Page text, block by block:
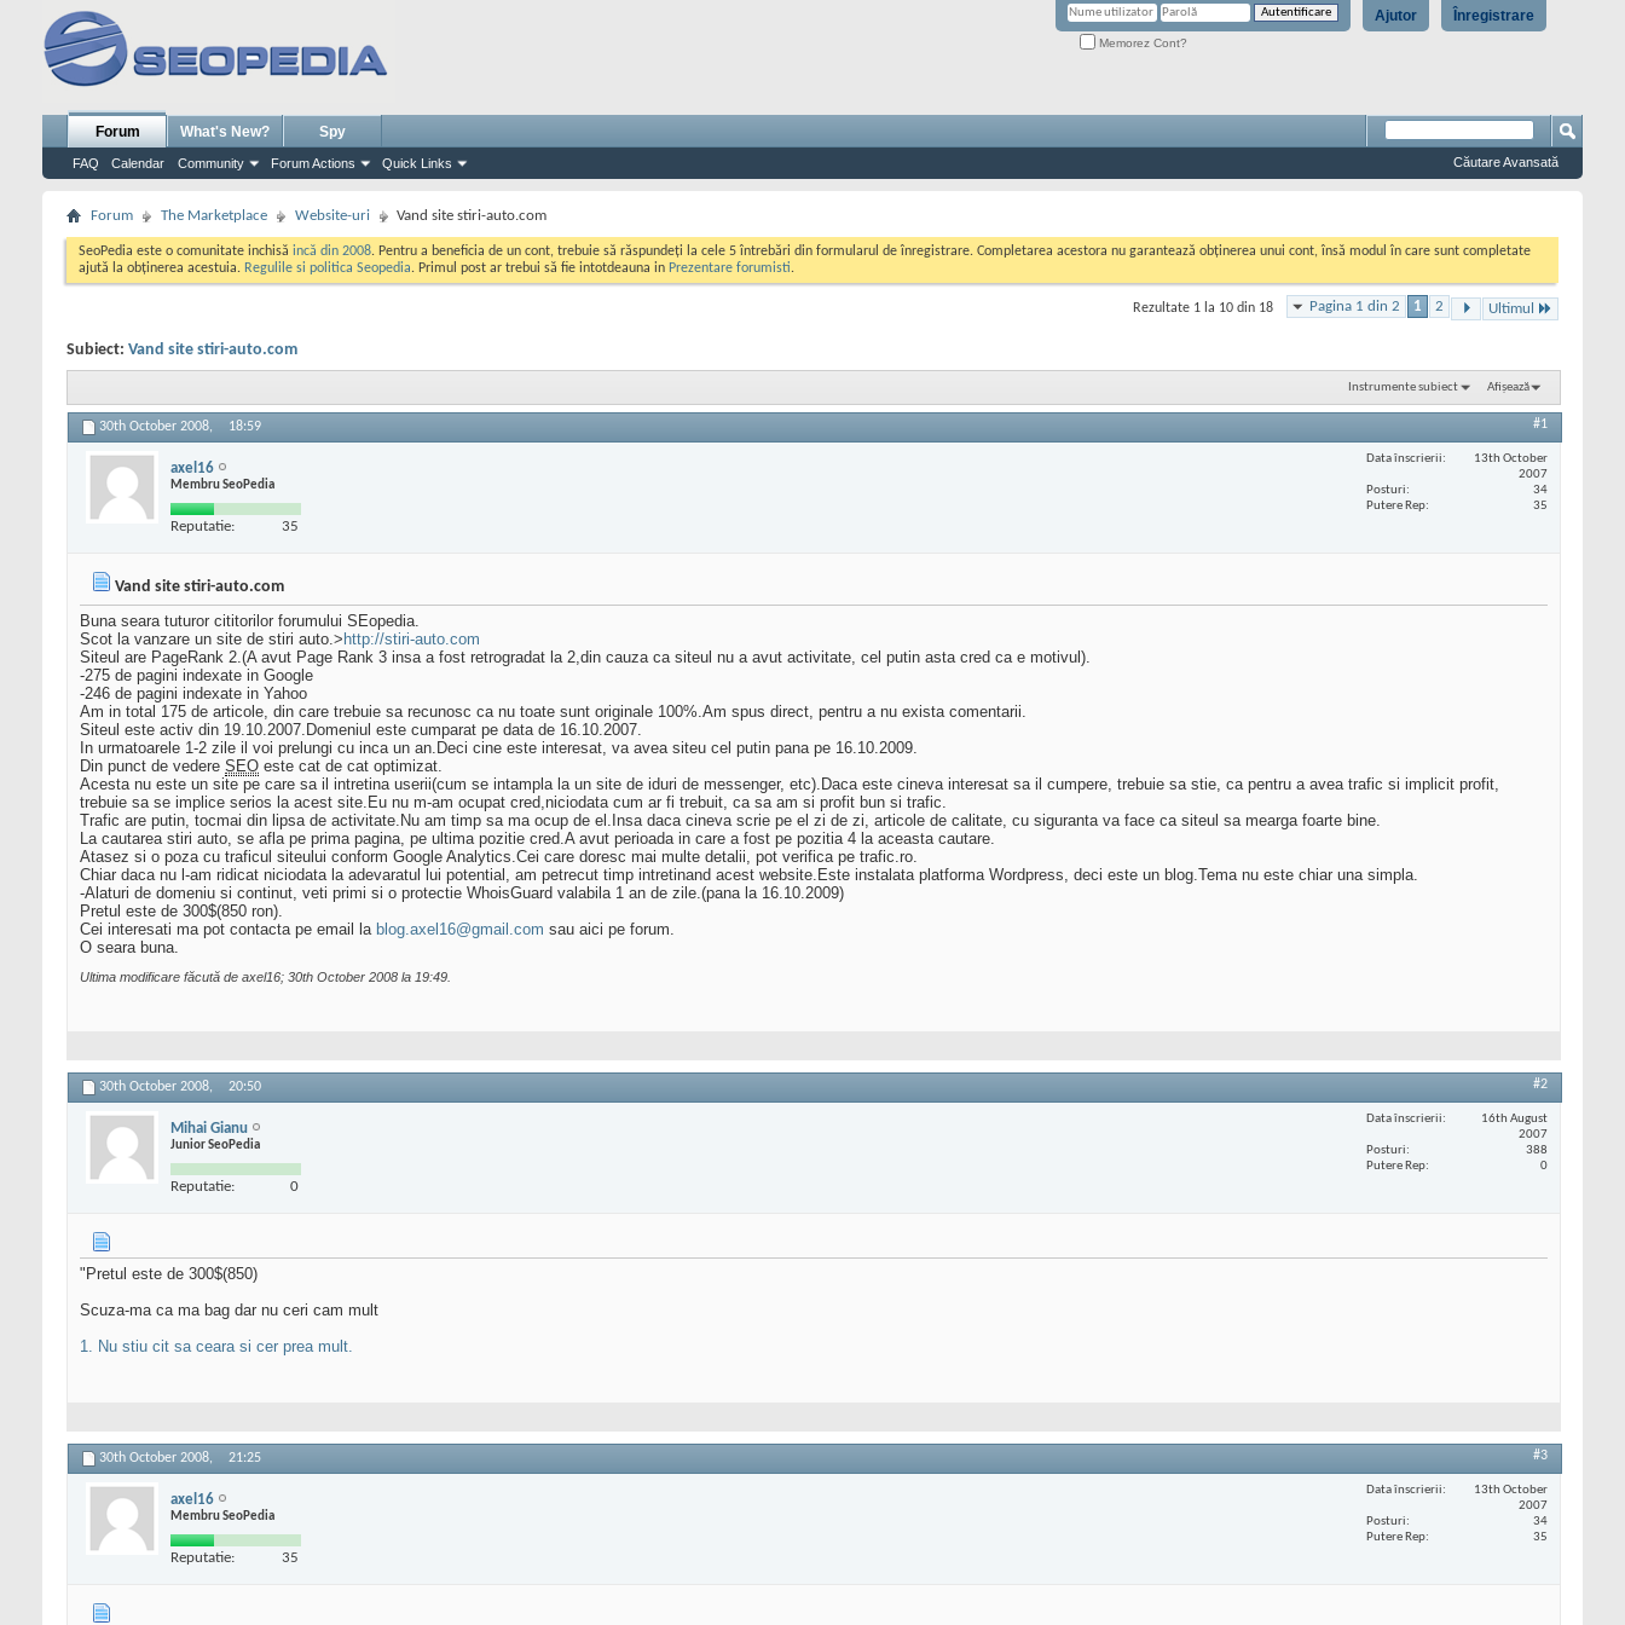
Înregistrare
Ajutor
Memorez Cont?
Forum
FAQ Calendar Community Forum Actions Quick Links
What's New? Spy
Căutare Avansată
Forum The Marketplace Website-uri Vand site stiri-auto.com
SeoPedia este o comunitate inchisă incă din 2008. Pentru a beneficia de un cont, trebuie să răspundeți la cele 5 întrebări din formularul de înregistrare. Completarea acestora nu garantează obținerea unui cont, însă modul în care sunt completate
ajută la obținerea acestuia. Regulile si politica Seopedia. Primul post ar trebui să fie intotdeauna in Prezentare forumisti.
Pagina 1 din 2 1 2 Ultimul
Rezultate 1 la 10 din 18
Subiect: Vand site stiri-auto.com
Instrumente subiect Afișează
30th October 2008, 18:59 #1
axel16
Membru SeoPedia
Reputatie: 35
Data înscrierii
13th October
2007
Posturi
34
Putere Rep
35
Vand site stiri-auto.com
Buna seara tuturor cititorilor forumului SEopedia.
Scot la vanzare un site de stiri auto.> http://stiri-auto.com
Siteul are PageRank 2.(A avut Page Rank 3 insa a fost retrogradat la 2,din cauza ca siteul nu a avut activitate, cel putin asta cred ca e motivul).
-275 de pagini indexate in Google
-246 de pagini indexate in Yahoo
Am in total 175 de articole, din care trebuie sa recunosc ca nu toate sunt originale 100%.Am spus direct, pentru a nu exista comentarii.
Siteul este activ din 19.10.2007.Domeniul este cumparat pe data de 16.10.2007.
In urmatoarele 1-2 zile il voi prelungi cu inca un an.Deci cine este interesat, va avea siteu cel putin pana pe 16.10.2009.
Din punct de vedere SEO este cat de cat optimizat.
Acesta nu este un site pe care sa il intretina userii(cum se intampla la un site de iduri de messenger, etc).Daca este cineva interesat sa il cumpere, trebuie sa stie, ca pentru a avea trafic si implicit profit,
trebuie sa se implice serios la acest site.Eu nu m-am ocupat cred,niciodata cum ar fi trebuit, ca sa am si profit bun si trafic.
Trafic are putin, tocmai din lipsa de activitate.Nu am timp sa ma ocup de el.Insa daca cineva scrie pe el zi de zi, articole de calitate, cu siguranta va face ca siteul sa mearga foarte bine.
La cautarea stiri auto, se afla pe prima pagina, pe ultima pozitie cred.A avut perioada in care a fost pe pozitia 4 la aceasta cautare.
Atasez si o poza cu traficul siteului conform Google Analytics.Cei care doresc mai multe detalii, pot verifica pe trafic.ro.
Chiar daca nu l-am ridicat niciodata la adevaratul lui potential, am petrecut timp intretinand acest website.Este instalata platforma Wordpress, deci este un blog.Tema nu este chiar una simpla.
-Alaturi de domeniu si continut, veti primi si o protectie WhoisGuard valabila 1 an de zile.(pana la 16.10.2009)
Pretul este de 300$(850 ron).
Cei interesati ma pot contacta pe email la blog.axel16@gmail.com sau aici pe forum.
O seara buna.
Ultima modificare făcută de axel16; 30th October 2008 la 19:49
30th October 2008, 20:50 #2
Mihai Gianu
Junior SeoPedia
Reputatie: 0
Data înscrierii
16th August
2007
Posturi
388
Putere Rep
0
"Pretul este de 300$(850)
Scuza-ma ca ma bag dar nu ceri cam mult
1. Nu stiu cit sa ceara si cer prea mult.
30th October 2008, 21:25 #3
axel16
Membru SeoPedia
Reputatie: 35
Data înscrierii
13th October
2007
Posturi
34
Putere Rep
35